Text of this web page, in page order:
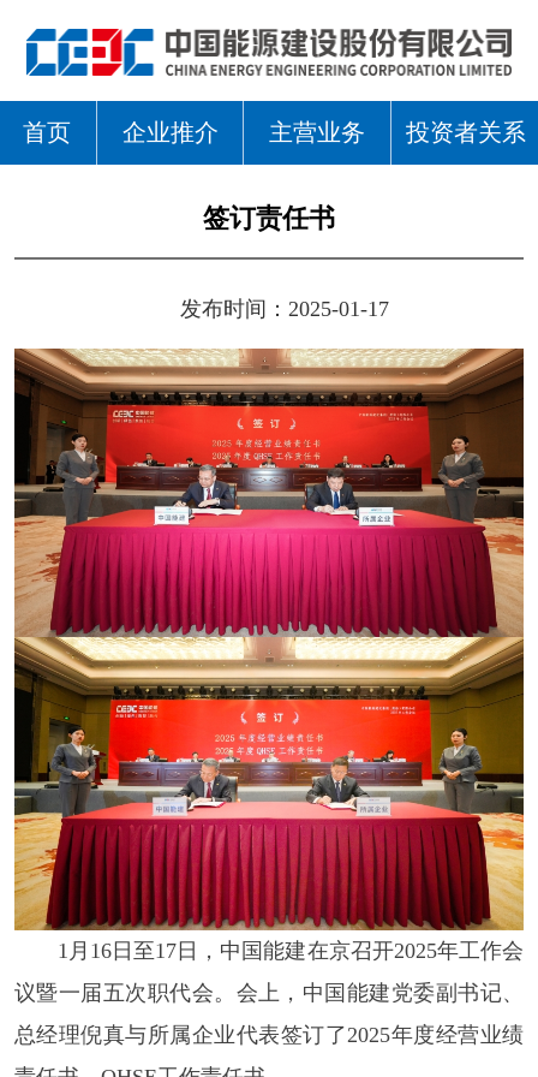
首页 企业推介 主营业务 投资者关系
签订责任书
发布时间：2025-01-17
1月16日至17日，中国能建在京召开2025年工作会
议暨一届五次职代会。会上，中国能建党委副书记、
总经理倪真与所属企业代表签订了2025年度经营业绩